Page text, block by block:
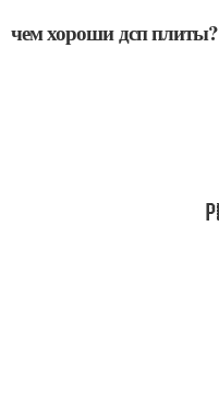
чем хороши дсп плиты?